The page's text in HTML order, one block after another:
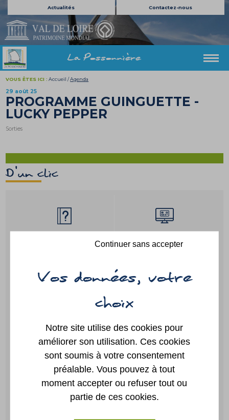
Actualités Contactez-nous
La Possonnière
VOUS ÊTES ICI : Accueil /Agenda
29 août 25
PROGRAMME GUINGUETTE -
LUCKY PEPPER
Sorties
D'un clic
en ligne
Location
de salles
Notre site utilise des cookies pour
améliorer son utilisation. Ces cookies
sont soumis à votre consentement
préalable. Vous pouvez à tout
moment accepter ou refuser tout ou
partie de ces cookies.
Continuer sans accepter